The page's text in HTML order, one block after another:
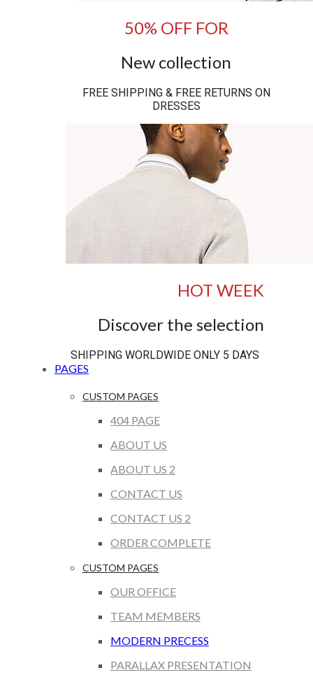
50% OFF FOR
New collection
FREE SHIPPING & FREE RETURNS ON
DRESSES
HOT WEEK
Discover the selection
SHIPPING WORLDWIDE ONLY 5 DAYS
PAGES
CUSTOM PAGES
404 PAGE
ABOUT US
ABOUT US 2
CONTACT US
CONTACT US 2
ORDER COMPLETE
CUSTOM PAGES
OUR OFFICE
TEAM MEMBERS
MODERN PRECESS
PARALLAX PRESENTATION